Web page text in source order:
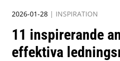
to
2026-01-28 | INSPIRATION
11 inspirerande
effektiva